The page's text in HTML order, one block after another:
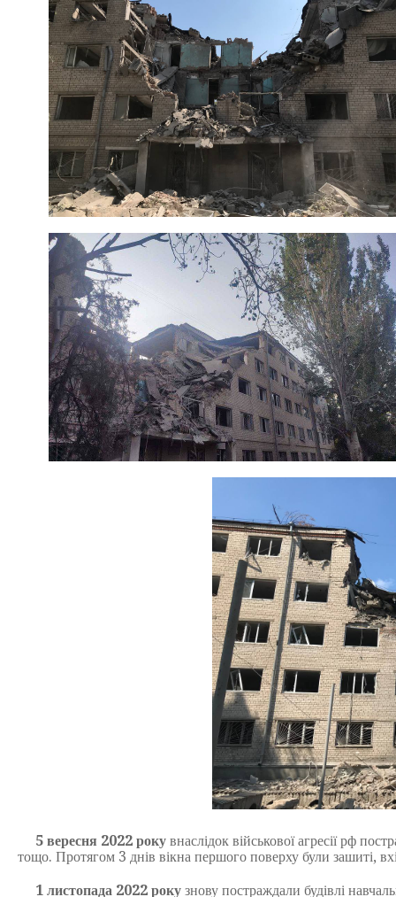
5 вересня 2022 року внаслідок військової агресії рф
тощо. Протягом 3 днів вікна першого поверху були зашиті,
1 листопада 2022 року знову постраждали будівлі